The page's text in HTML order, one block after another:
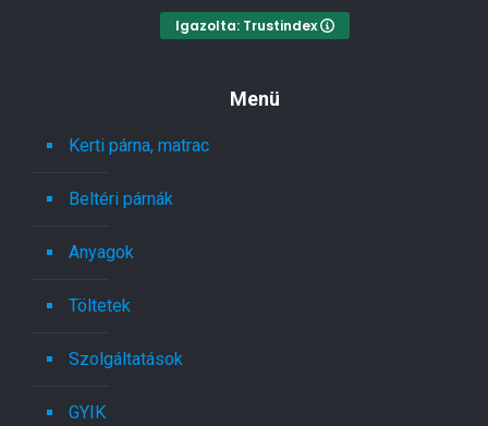
Igazolta: Trustindex
Menü
Kerti párna, matrac
Beltéri párnák
Anyagok
Töltetek
Szolgáltatások
GYIK